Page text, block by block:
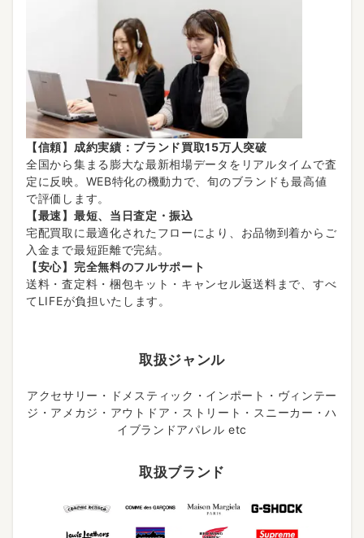
【信頼】成約実績：ブランド買取15万人突破
全国から集まる膨大な最新相場データをリアルタイムで査
定に反映。WEB特化の機動力で、旬のブランドも最高値
で評価します。
【最速】最短、当日査定・振込
宅配買取に最適化されたフローにより、お品物到着からご
入金まで最短距離で完結。
【安心】完全無料のフルサポート
送料・査定料・梱包キット・キャンセル返送料まで、すべ
てLIFEが負担いたします。
取扱ジャンル
アクセサリー・ドメスティック・インポート・ヴィンテー
ジ・アメカジ・アウトドア・ストリート・スニーカー・ハ
イブランドアパレル etc
取扱ブランド